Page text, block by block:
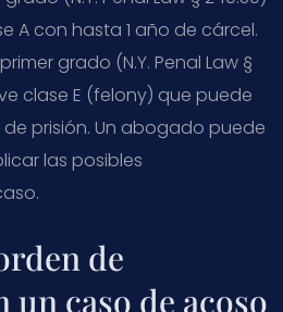
A con hasta 1 año de cárcel.
grado (N.Y. Penal Law §
clase E (felony) que puede
de prisión. Un abogado puede
las posibles
de
caso de acoso